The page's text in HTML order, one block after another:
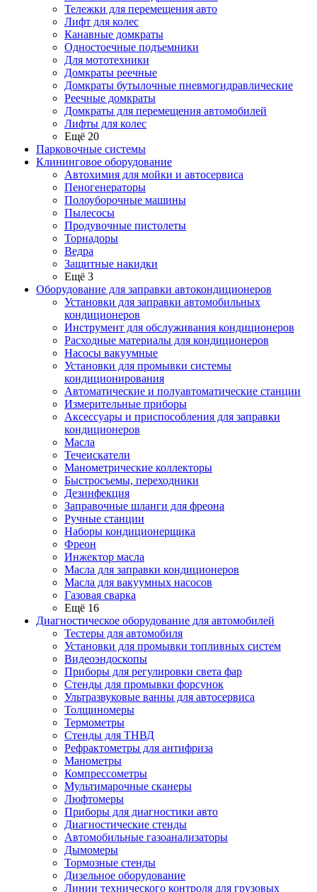
Тележки для перемещения авто
Лифт для колес
Канавные домкраты
Одностоечные подъемники
Для мототехники
Домкраты реечные
Домкраты бутылочные пневмогидравлические
Реечные домкраты
Домкраты для перемещения автомобилей
Лифты для колес
Ещё 20
Парковочные системы
Клининговое оборудование
Автохимия для мойки и автосервиса
Пеногенераторы
Полоуборочные машины
Пылесосы
Продувочные пистолеты
Торнадоры
Ведра
Защитные накидки
Ещё 3
Оборудование для заправки автокондиционеров
Установки для заправки автомобильных
кондиционеров
Инструмент для обслуживания кондиционеров
Расходные материалы для кондиционеров
Насосы вакуумные
Установки для промывки системы
кондиционирования
Автоматические и полуавтоматические станции
Измерительные приборы
Аксессуары и приспособления для заправки
кондиционеров
Масла
Течеискатели
Манометрические коллекторы
Быстросъемы, переходники
Дезинфекция
Заправочные шланги для фреона
Ручные станции
Наборы кондиционерщика
Фреон
Инжектор масла
Масла для заправки кондиционеров
Масла для вакуумных насосов
Газовая сварка
Ещё 16
Диагностическое оборудование для автомобилей
Тестеры для автомобиля
Установки для промывки топливных систем
Видеоэндоскопы
Приборы для регулировки света фар
Стенды для промывки форсунок
Ультразвуковые ванны для автосервиса
Толщиномеры
Термометры
Стенды для ТНВД
Рефрактометры для антифриза
Манометры
Компрессометры
Мультимарочные сканеры
Люфтомеры
Приборы для диагностики авто
Диагностические стенды
Автомобильные газоанализаторы
Дымомеры
Тормозные стенды
Дизельное оборудование
Линии технического контроля для грузовых